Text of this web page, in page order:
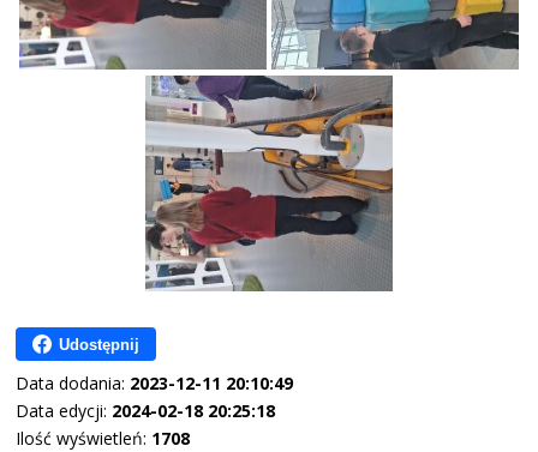
Udostępnij
Data dodania: 2023-12-11 20:10:49
Data edycji: 2024-02-18 20:25:18
Ilość wyświetleń: 1708